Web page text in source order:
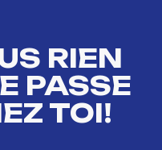
RIEN
PASSE
TOI!